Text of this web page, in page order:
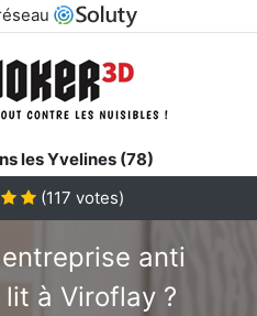
les Yvelines (78)
(117 votes)
entreprise anti
à Viroflay ?